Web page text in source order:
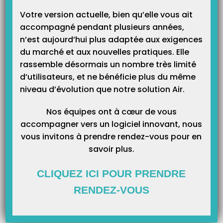
Catégories
Catégories
Votre version actuelle, bien qu’elle vous ait
accompagné pendant plusieurs années,
n’est aujourd’hui plus adaptée aux exigences
du marché et aux nouvelles pratiques. Elle
rassemble désormais un nombre très limité
d’utilisateurs, et ne bénéficie plus du même
niveau d’évolution que notre solution Air.
Nos équipes ont à cœur de vous
accompagner vers un logiciel innovant, nous
vous invitons à prendre rendez-vous pour en
savoir plus.
CLIQUEZ ICI POUR PRENDRE
RENDEZ-VOUS